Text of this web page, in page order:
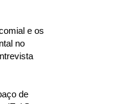
e os
no
de